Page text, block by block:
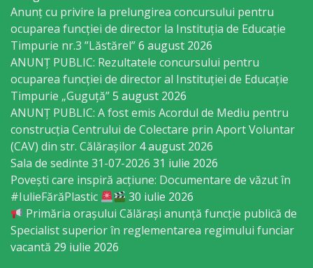
sportivă
„Mihai
Viteazul”
Școala
Sportivă
Specializată
de
Rezerve
Olimpice
Călărași
Anunț cu privire la prelungirea concursului pentru
ocuparea funcţiei de director la Instituția de Educație
Timpurie nr.3 ”Lăstărel”6 august 2026
ANUNȚ PUBLIC: Rezultatele concursului pentru
ocuparea funcției de director al Instituției de Educație
Timpurie „Guguță”5 august 2026
ANUNȚ PUBLIC: A fost emis Acordul de Mediu pentru
construcția Centrului de Colectare prin Aport Voluntar
(CAV) din str. Călărașilor 4 august 2026
Sala de sedinte 31-07-2026 31 iulie 2026
Povești care inspiră acțiune: Documentare de văzut în
#IulieFărăPlastic
30 iulie 2026
Primăria orașului Călărași anunță funcție publică de
Specialist superior în reglementarea regimului funciar
vacantă 29 iulie 2026